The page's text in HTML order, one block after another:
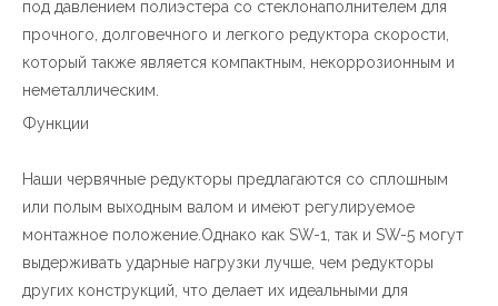
под давлением полиэстера со стеклонаполнителем для
прочного, долговечного и легкого редуктора скорости,
который также является компактным, некоррозионным и
неметаллическим.
Функции
Наши червячные редукторы предлагаются со сплошным
или полым выходным валом и имеют регулируемое
монтажное положение.Однако как SW-1, так и SW-5 могут
выдерживать ударные нагрузки лучше, чем редукторы
других конструкций, что делает их идеальными для